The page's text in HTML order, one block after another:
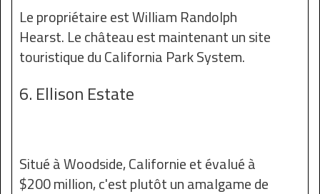
Le propriétaire est William Randolph
Hearst. Le château est maintenant un site
touristique du California Park System.
6. Ellison Estate
Situé à Woodside, Californie et évalué à
$200 million, c'est plutôt un amalgame de